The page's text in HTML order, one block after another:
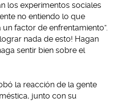
los experimentos sociales
no entiendo lo que
factor de enfrentamiento”.
nada de esto! Hagan
sentir bien sobre el
la reacción de la gente
junto con su